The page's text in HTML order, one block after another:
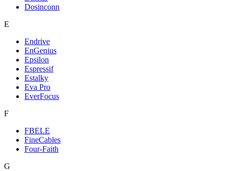
Dosinconn
E
Endrive
EnGenius
Epsilon
Espressif
Estalky
Eva Pro
EverFocus
F
FBELE
FineCables
Four-Faith
G